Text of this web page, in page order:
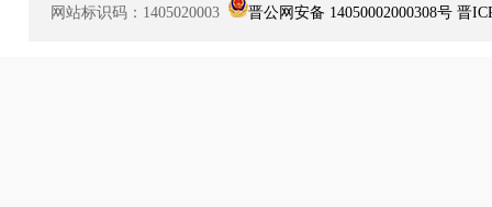
网站标识码：1405020003
晋公网安备 14050002000308号 晋